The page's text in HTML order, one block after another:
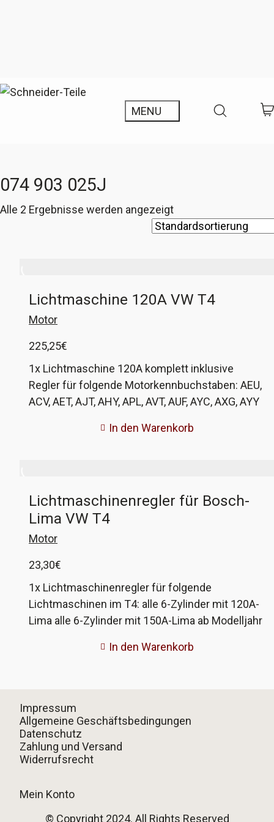
074 903 025J
Alle 2 Ergebnisse werden angezeigt
Lichtmaschine 120A VW T4
Motor
225,25€
1x Lichtmaschine 120A komplett inklusive
Regler für folgende Motorkennbuchstaben: AEU,
ACV, AET, AJT, AHY, APL, AVT, AUF, AYC, AXG, AYY
Bitte beachten!! Die Lichtmaschine entspricht
wird anschließend in Deutschland kontrolliert. Da
wir keine aufgearbeiteten Lichtmaschinen
mögen, probieren wir diese. Und Stand jetzt läuft
In den Warenkorb
Lichtmaschinenregler für Bosch-
Lima VW T4
Motor
23,30€
1x Lichtmaschinenregler für folgende
Lichtmaschinen im T4: alle 6-Zylinder mit 120A-
Lima alle 6-Zylinder mit 150A-Lima ab Modelljahr
mit 90A und 120A-Lima ab FIN 70 X 075001 Der
In den Warenkorb
Impressum
Allgemeine Geschäftsbedingungen
Datenschutz
Zahlung und Versand
Widerrufsrecht
Mein Konto
© Copyright 2024. All Rights Reserved